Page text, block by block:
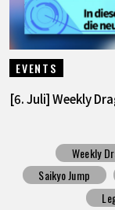
EVENTS
[6. Juli] Weekly
Weekly
Saikyo Jump